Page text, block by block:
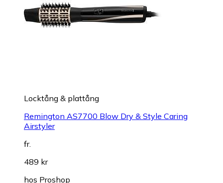
Locktång & plattång
Remington AS7700 Blow Dry & Style Caring
Airstyler
fr.
489 kr
hos Proshop